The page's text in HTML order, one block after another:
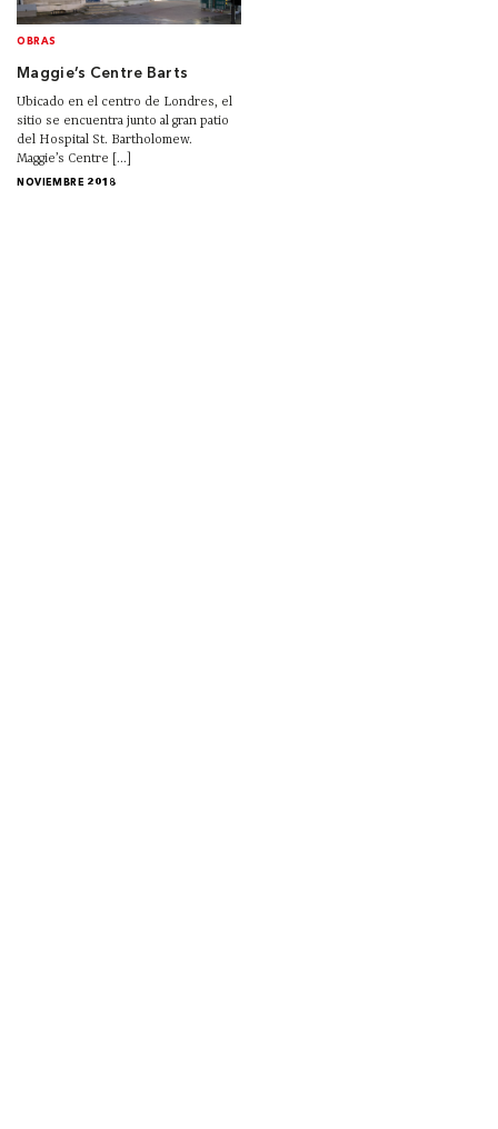
OBRAS
Maggie’s Centre Barts
Ubicado en el centro de Londres, el
sitio se encuentra junto al gran patio
del Hospital St. Bartholomew.
Maggie’s Centre [...]
NOVIEMBRE 2018